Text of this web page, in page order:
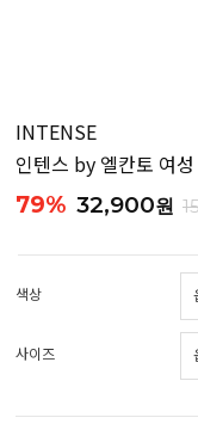
INTENSE
인텐스 by 엘칸토 여
79% 32,900원
색상
사이즈